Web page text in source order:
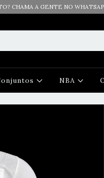
CHAMA A GENTE NO
NBA